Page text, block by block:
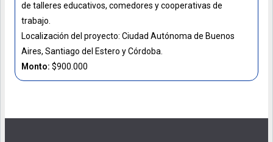
de talleres educativos, comedores y cooperativas de
trabajo.
Localización del proyecto: Ciudad Autónoma de Buenos
Aires, Santiago del Estero y Córdoba.
Monto: $900.000